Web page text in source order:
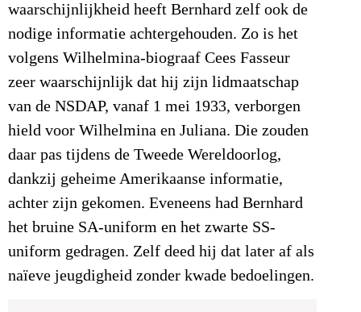
waarschijnlijkheid heeft Bernhard zelf ook de
nodige informatie achtergehouden. Zo is het
volgens Wilhelmina-biograaf Cees Fasseur
zeer waarschijnlijk dat hij zijn lidmaatschap
van de NSDAP, vanaf 1 mei 1933, verborgen
hield voor Wilhelmina en Juliana. Die zouden
daar pas tijdens de Tweede Wereldoorlog,
dankzij geheime Amerikaanse informatie,
achter zijn gekomen. Eveneens had Bernhard
het bruine SA-uniform en het zwarte SS-
uniform gedragen. Zelf deed hij dat later af als
naïeve jeugdigheid zonder kwade bedoelingen.